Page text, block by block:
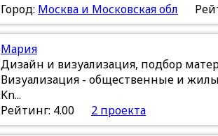
Город: Москва и Московская обл
Мария
Дизайн и визуализация, подбор
Визуализация - общественные и
Kn...
Рейтинг: 4.00
2 проекта